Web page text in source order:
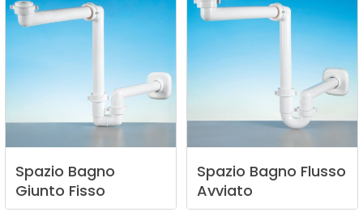
Spazio Bagno
Giunto Fisso
Spazio Bagno Flusso
Avviato